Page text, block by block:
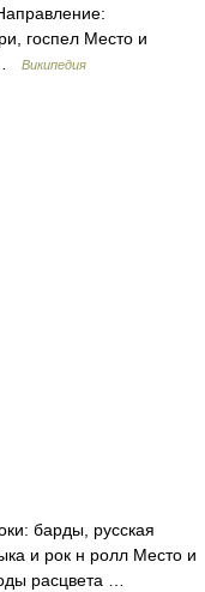
госпел Место и
Википедия
барды, русская
и рок н ролл Место и
расцвета …